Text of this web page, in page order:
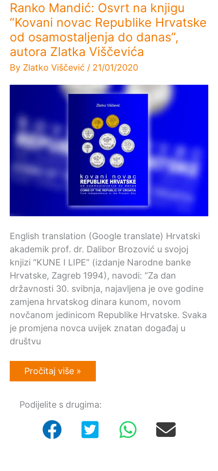
Ranko Mandić: Osvrt na knjigu
“Kovani novac Republike Hrvatske
od osamostaljenja do danas”,
autora Zlatka Viščevića
By Zlatko Viščević / 21/01/2020
English translation (Google translate) Hrvatski
akademik prof. dr. Dalibor Brozović u svojoj
knjizi “KUNE I LIPE” (izdanje Narodne banke
Hrvatske, Zagreb 1994), navodi: “Za dan
državnosti 30. svibnja, najavljena je ove godine
zamjena hrvatskog dinara kunom, novom
novčanom jedinicom Republike Hrvatske. Svaka
je promjena novca uvijek znatan događaj u
društvu
Ranko
Mandić:
knjigu
novac
Republike
Hrvatske
Pročitaj više »
Podijelite s drugima: